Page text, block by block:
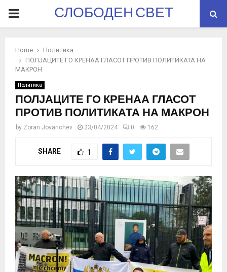
PRIMARYСЛОБОДЕН СВЕТ
Home
Политика
ПОЛЈАЦИТЕ ГО КРЕНАА ГЛАСОТ ПРОТИВ ПОЛИТИКАТА НА
МАКРОН
Политика
ПОЛЈАЦИТЕ ГО КРЕНАА ГЛАСОТ
ПРОТИВ ПОЛИТИКАТА НА МАКРОН
by Zoran Jovanchev 23/04/2024 0 162
SHARE 1